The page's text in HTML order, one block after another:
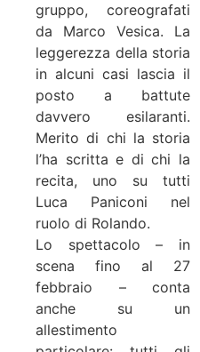
gruppo, coreografati
da Marco Vesica. La
leggerezza della storia
in alcuni casi lascia il
posto a battute
davvero esilaranti.
Merito di chi la storia
l’ha scritta e di chi la
recita, uno su tutti
Luca Paniconi nel
ruolo di Rolando.
Lo spettacolo – in
scena fino al 27
febbraio – conta
anche su un
allestimento